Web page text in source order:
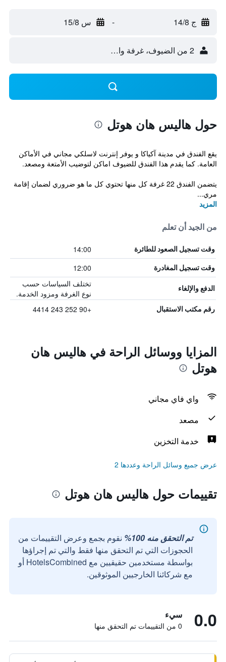
ج 14/8 - س 15/8
2 من الضيوف، غرفة واحدة
حول هاليس هان هوتل
يقع الفندق في مدينة آكياكا و يوفر إنترنت لاسلكي مجاني في الأماكن
العامة. كما يقدم هذا الفندق للضيوف اماكن لتوضيب الأمتعة ومصعد.
يتضمن الفندق 22 غرفة كل منها تحتوي كل ما هو ضروري لضمان إقامة
مري...
المزيد
من الجيد أن تعلم
وقت تسجيل الصعود للطائرة 14:00
وقت تسجيل المغادرة 12:00
الدفع والإلغاء
تختلف السياسات حسب
نوع الغرفة ومزود الخدمة.
رقم مكتب الاستقبال +90 252 243 4414
المزايا ووسائل الراحة في هاليس هان
هوتل
واي فاي مجاني
مصعد
خدمة التخزين
عرض جميع وسائل الراحة وعددها 2
تقييمات حول هاليس هان هوتل
تم التحقق منه 100%
نقوم بجمع وعرض التقييمات من
الحجوزات التي تم التحقق منها فقط والتي تم إجراؤها
بواسطة مستخدمين حقيقيين مع HotelsCombined أو
مع شركائنا الخارجيين الموثوقين.
0.0 سيء
0 من التقييمات تم التحقق منها